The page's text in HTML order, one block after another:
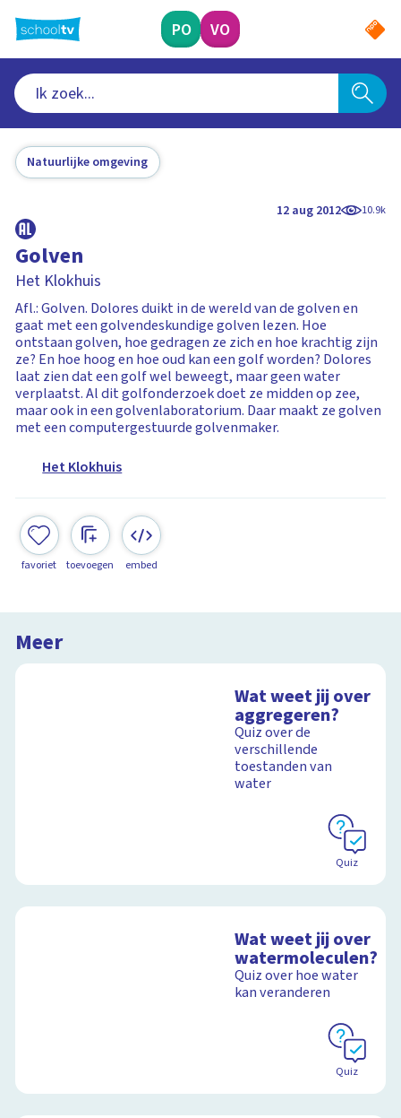
naar
hoofdinhoud
PO VO
Natuurlijke omgeving
12 aug 2012 10.9k
Golven
Het Klokhuis
Afl.: Golven. Dolores duikt in de wereld van de golven en
gaat met een golvendeskundige golven lezen. Hoe
ontstaan golven, hoe gedragen ze zich en hoe krachtig zijn
ze? En hoe hoog en hoe oud kan een golf worden? Dolores
laat zien dat een golf wel beweegt, maar geen water
verplaatst. Al dit golfonderzoek doet ze midden op zee,
maar ook in een golvenlaboratorium. Daar maakt ze golven
met een computergestuurde golvenmaker.
Het Klokhuis
favoriet toevoegen embed
Meer
Wat weet jij over
aggregeren?
Quiz over de
verschillende
toestanden van
water
Quiz
Wat weet jij over
watermoleculen?
Quiz over hoe water
kan veranderen
Quiz